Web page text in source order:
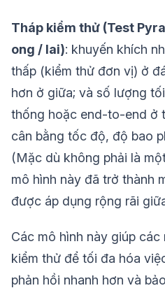
Tháp kiểm thử (Test
ong / lai): khuyến khích
thấp (kiểm thử đơn vị) ở
hơn ở giữa; và số lượng
thống hoặc end-to-end ở
cân bằng tốc độ, độ bao
(Mặc dù không phải là
mô hình này đã trở thành
được áp dụng rộng rãi
Các mô hình này giúp
kiểm thử để tối đa hóa
phản hồi nhanh hơn và